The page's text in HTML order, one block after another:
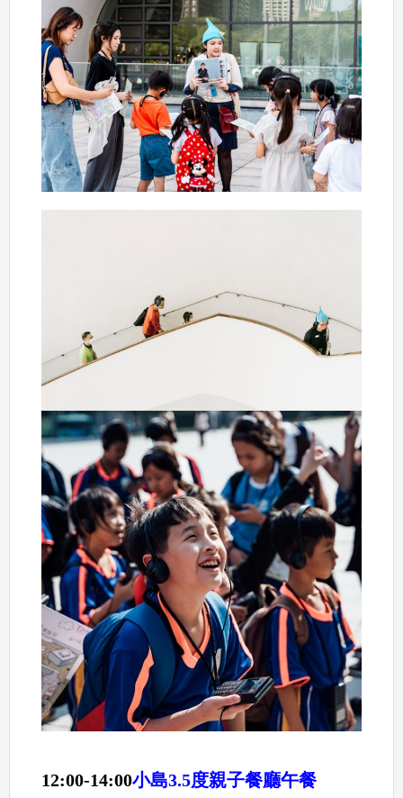
12:00-14:00小島3.5度親子餐廳午餐